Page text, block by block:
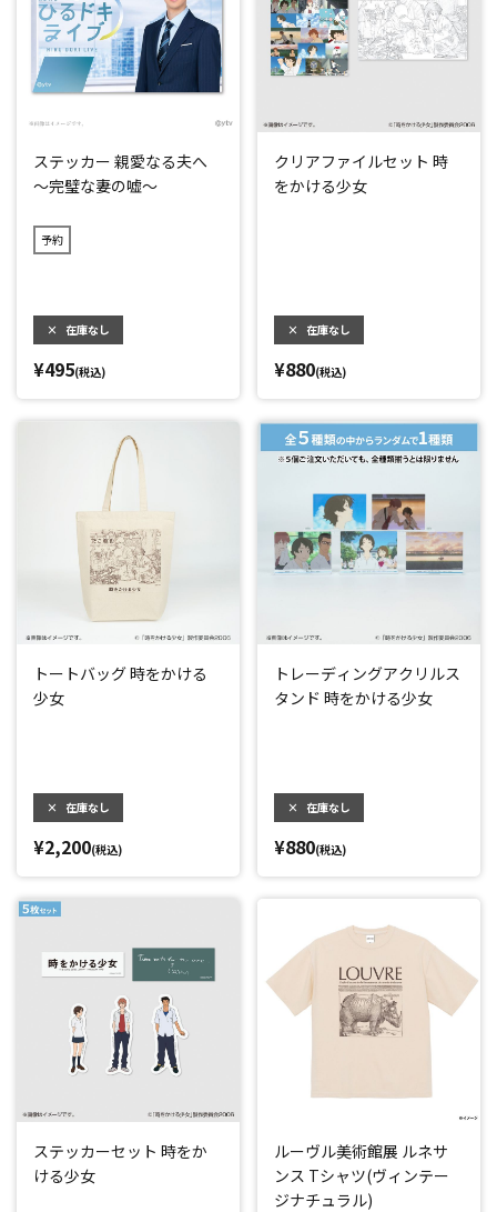
ステッカー 親愛なる夫へ
～完璧な妻の嘘～
予約
× 在庫なし
¥495(税込)
クリアファイルセット 時
をかける少女
× 在庫なし
¥880(税込)
トートバッグ 時をかける
少女
× 在庫なし
¥2,200(税込)
トレーディングアクリルス
タンド 時をかける少女
× 在庫なし
¥880(税込)
ステッカーセット 時をか
ける少女
ルーヴル美術館展 ルネサ
ンス Tシャツ(ヴィンテー
ジナチュラル)